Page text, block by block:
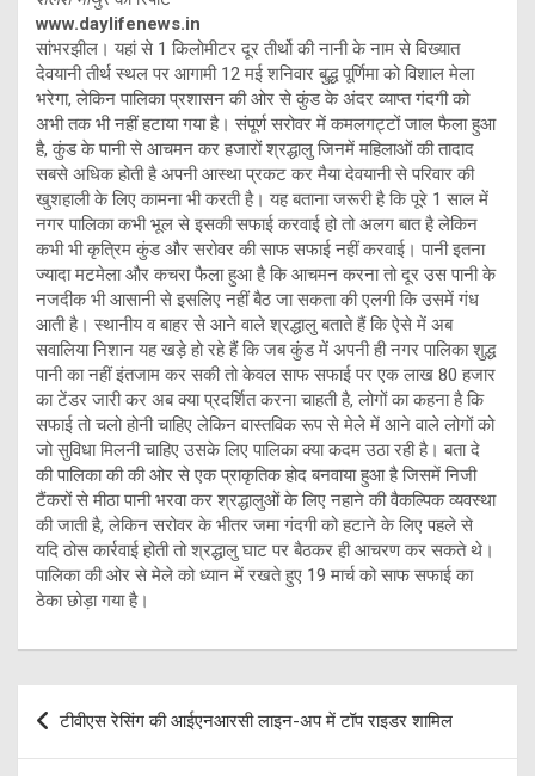
www.daylifenews.in
सांभरझील। यहां से 1 किलोमीटर दूर तीर्थो की नानी के नाम से विख्यात
देवयानी तीर्थ स्थल पर आगामी 12 मई शनिवार बुद्ध पूर्णिमा को विशाल मेला
भरेगा, लेकिन पालिका प्रशासन की ओर से कुंड के अंदर व्याप्त गंदगी को
अभी तक भी नहीं हटाया गया है। संपूर्ण सरोवर में कमलगट्टों जाल फैला हुआ
है, कुंड के पानी से आचमन कर हजारों श्रद्धालु जिनमें महिलाओं की तादाद
सबसे अधिक होती है अपनी आस्था प्रकट कर मैया देवयानी से परिवार की
खुशहाली के लिए कामना भी करती है। यह बताना जरूरी है कि पूरे 1 साल में
नगर पालिका कभी भूल से इसकी सफाई करवाई हो तो अलग बात है लेकिन
कभी भी कृत्रिम कुंड और सरोवर की साफ सफाई नहीं करवाई। पानी इतना
ज्यादा मटमेला और कचरा फैला हुआ है कि आचमन करना तो दूर उस पानी के
नजदीक भी आसानी से इसलिए नहीं बैठ जा सकता की एलगी कि उसमें गंध
आती है। स्थानीय व बाहर से आने वाले श्रद्धालु बताते हैं कि ऐसे में अब
सवालिया निशान यह खड़े हो रहे हैं कि जब कुंड में अपनी ही नगर पालिका शुद्ध
पानी का नहीं इंतजाम कर सकी तो केवल साफ सफाई पर एक लाख 80 हजार
का टेंडर जारी कर अब क्या प्रदर्शित करना चाहती है, लोगों का कहना है कि
सफाई तो चलो होनी चाहिए लेकिन वास्तविक रूप से मेले में आने वाले लोगों को
जो सुविधा मिलनी चाहिए उसके लिए पालिका क्या कदम उठा रही है। बता दे
की पालिका की की ओर से एक प्राकृतिक होद बनवाया हुआ है जिसमें निजी
टैंकरों से मीठा पानी भरवा कर श्रद्धालुओं के लिए नहाने की वैकल्पिक व्यवस्था
की जाती है, लेकिन सरोवर के भीतर जमा गंदगी को हटाने के लिए पहले से
यदि ठोस कार्रवाई होती तो श्रद्धालु घाट पर बैठकर ही आचरण कर सकते थे।
पालिका की ओर से मेले को ध्यान में रखते हुए 19 मार्च को साफ सफाई का
ठेका छोड़ा गया है।
Post
navigation
टीवीएस रेसिंग की आईएनआरसी लाइन-अप में टॉप राइडर शामिल